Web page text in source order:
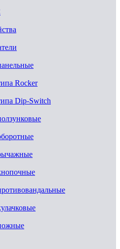
Rocker
Dip-Switch